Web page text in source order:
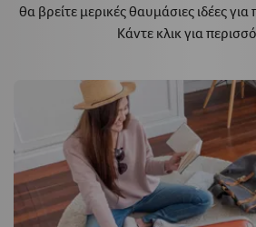
θα βρείτε μερικές θαυμάσιες ιδέες για
Κάντε κλικ για